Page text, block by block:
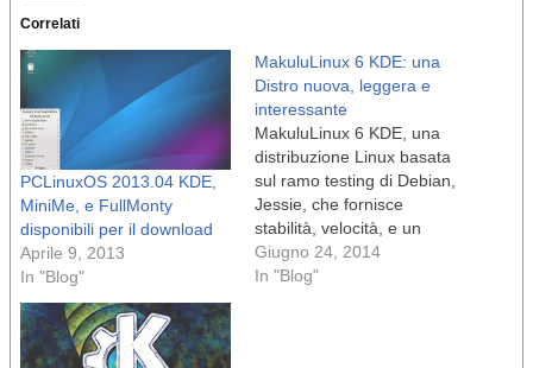
Correlati
PCLinuxOS 2013.04 KDE,
MiniMe, e FullMonty
disponibili per il download
Aprile 9, 2013
In "Blog"
MakuluLinux 6 KDE: una
Distro nuova, leggera e
interessante
MakuluLinux 6 KDE, una
distribuzione Linux basata
sul ramo testing di Debian,
Jessie, che fornisce
stabilità, velocità, e un
desktop moderno, è ora
disponibile a tutti per il
Giugno 24, 2014
In "Blog"